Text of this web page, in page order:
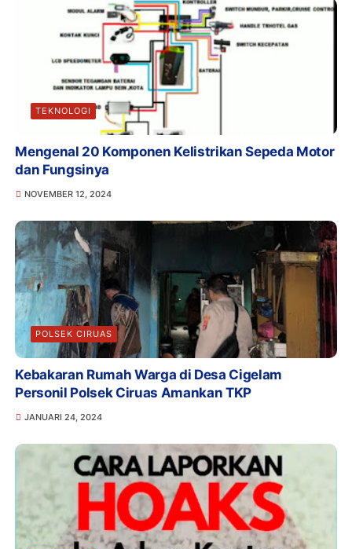
TEKNOLOGI
Mengenal 20 Komponen Kelistrikan Sepeda Motor
dan Fungsinya
NOVEMBER 12, 2024
POLSEK CIRUAS
Kebakaran Rumah Warga di Desa Cigelam
Personil Polsek Ciruas Amankan TKP
JANUARI 24, 2024